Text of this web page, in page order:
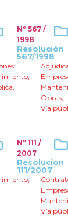
Nº 567 /
1998
Resolución
567/1998
,
,
,
Obras,
Vía
Nº 111 /
2007
Resolucion
111/2007
,
Vía